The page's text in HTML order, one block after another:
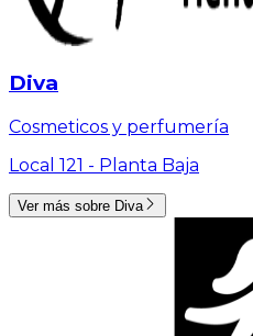
Diva
Cosmeticos y perfumería
Local 121 - Planta Baja
Ver más sobre Diva